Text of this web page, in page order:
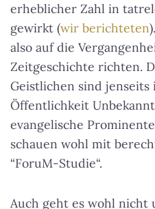
erheblicher Zahl in
gewirkt (wir berichteten
also auf die
Zeitgeschichte richten.
Geistlichen sind
Öffentlichkeit
evangelische
schauen wohl mit
“ForuM-Studie“.
Auch geht es wohl nicht